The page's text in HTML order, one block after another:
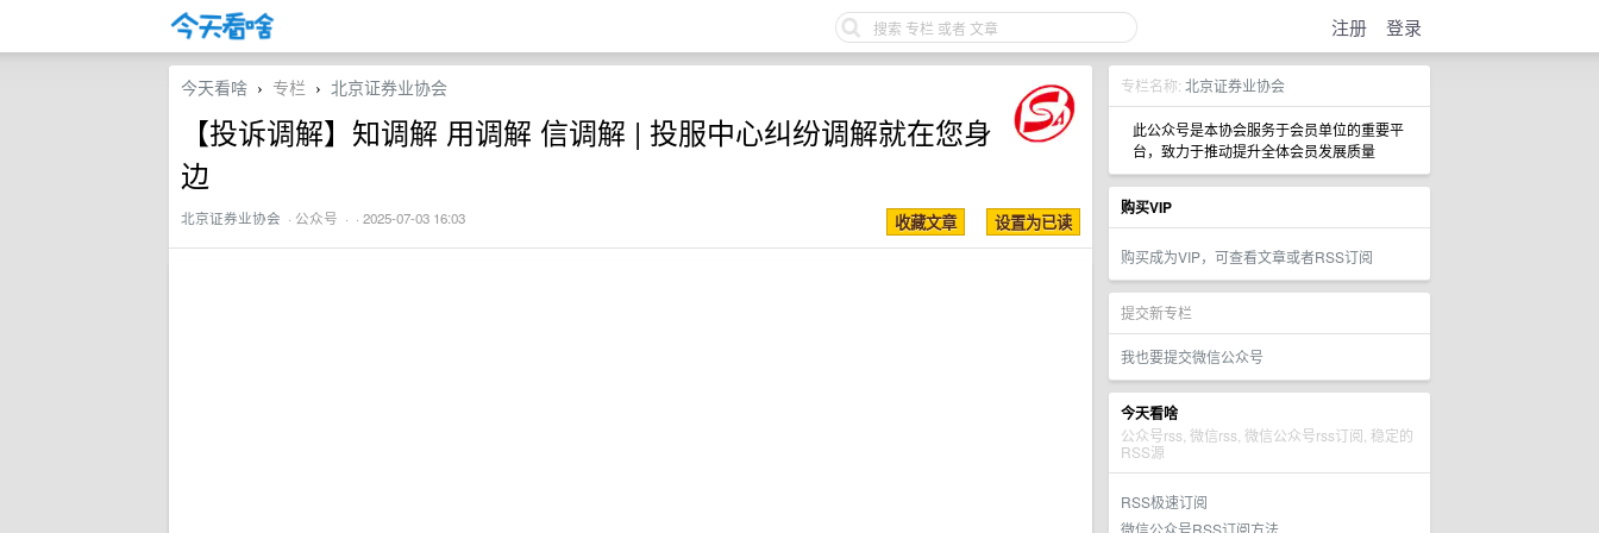
注册 登录
专栏名称: 北京证券业协会
此公众号是本协会服务于会员单位的重要平
台，致力于推动提升全体会员发展质量
购买VIP
购买成为VIP，可查看文章或者RSS订阅
提交新专栏
我也要提交微信公众号
今天看啥
公众号rss, 微信rss, 微信公众号rss订阅, 稳定的
RSS源
RSS极速订阅
微信公众号RSS订阅方法
今天看啥 › 专栏 › 北京证券业协会
【投诉调解】知调解 用调解 信调解 | 投服中心纠纷调解就在您身
边
北京证券业协会 · 公众号 · · 2025-07-03 16:03